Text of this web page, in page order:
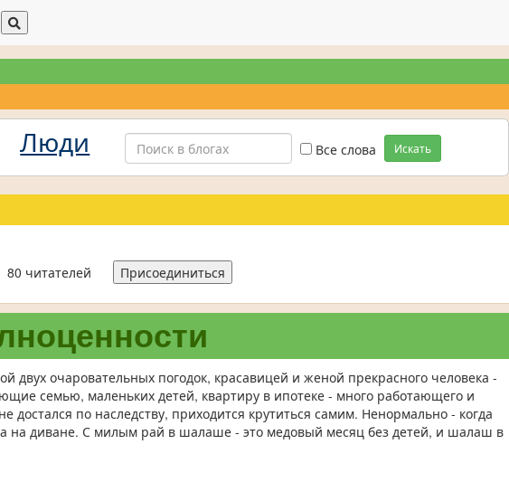
Люди Все слова Искать
80 читателей Присоединиться
двух очаровательных погодок, красавицей и женой прекрасного человека -
семью, маленьких детей, квартиру в ипотеке - много работающего и
достался по наследству, приходится крутиться самим. Ненормально - когда
на диване. С милым рай в шалаше - это медовый месяц без детей, и шалаш в